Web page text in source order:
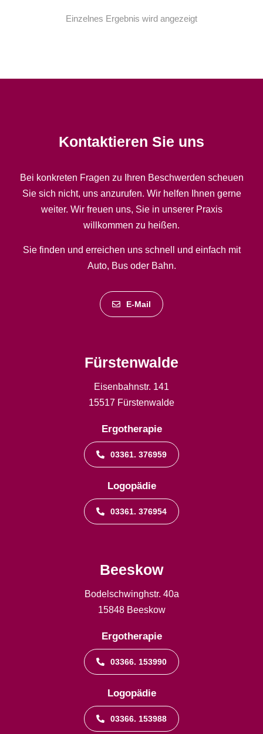
Einzelnes Ergebnis wird angezeigt
Kontaktieren Sie uns
Bei konkreten Fragen zu Ihren Beschwerden scheuen
Sie sich nicht, uns anzurufen. Wir helfen Ihnen gerne
weiter. Wir freuen uns, Sie in unserer Praxis
willkommen zu heißen.
Sie finden und erreichen uns schnell und einfach mit
Auto, Bus oder Bahn.
E-Mail
Fürstenwalde
Eisenbahnstr. 141
15517 Fürstenwalde
Ergotherapie
03361. 376959
Logopädie
03361. 376954
Beeskow
Bodelschwinghstr. 40a
15848 Beeskow
Ergotherapie
03366. 153990
Logopädie
03366. 153988